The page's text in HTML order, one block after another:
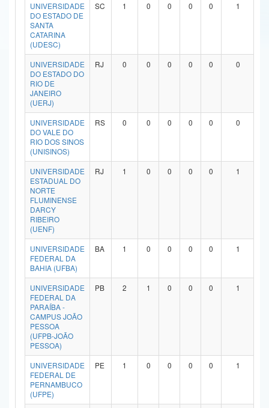
Gabinete de Segurança Institucional
Advocacia-Geral da União
Banco Central do Brasil
UNIVERSIDADE
DO ESTADO DE
SANTA
CATARINA
(UDESC)
SC 1 0 0 0 0 1
UNIVERSIDADE
DO ESTADO DO
RIO DE
JANEIRO
(UERJ)
RJ 0 0 0 0 0 0
UNIVERSIDADE
DO VALE DO
RIO DOS SINOS
(UNISINOS)
RS 0 0 0 0 0 0
UNIVERSIDADE
ESTADUAL DO
NORTE
FLUMINENSE
DARCY
RIBEIRO
(UENF)
RJ 1 0 0 0 0 1
UNIVERSIDADE
FEDERAL DA
BAHIA (UFBA)
BA 1 0 0 0 0 1
UNIVERSIDADE
FEDERAL DA
PARAÍBA -
CAMPUS JOÃO
PESSOA
(UFPB-JOÃO
PESSOA)
PB 2 1 0 0 0 1
UNIVERSIDADE
FEDERAL DE
PERNAMBUCO
(UFPE)
PE 1 0 0 0 0 1